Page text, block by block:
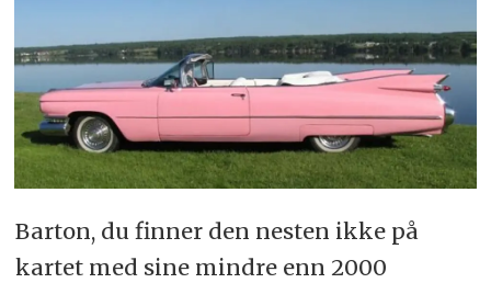
Barton, du finner den nesten ikke på
kartet med sine mindre enn 2000